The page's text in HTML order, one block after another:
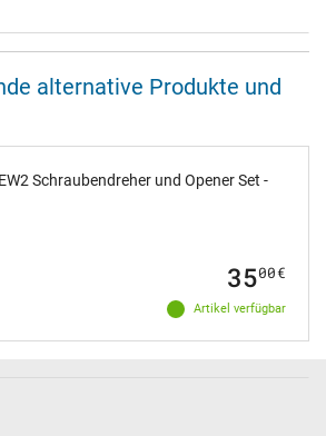
alternative Produkte und
Schraubendreher und Opener Set -
Artikel verfügbar
3500€